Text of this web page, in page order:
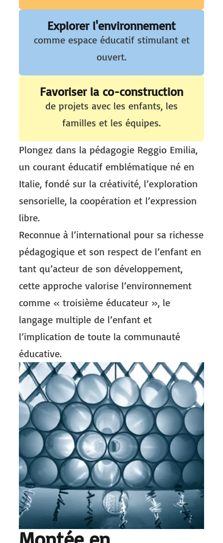
Explorer l'environnement
comme espace éducatif stimulant et
ouvert.
Favoriser la co-construction
de projets avec les enfants, les
familles et les équipes.
Plongez dans la pédagogie Reggio Emilia,
un courant éducatif emblématique né en
Italie, fondé sur la créativité, l’exploration
sensorielle, la coopération et l’expression
libre.
Reconnue à l’international pour sa richesse
pédagogique et son respect de l’enfant en
tant qu’acteur de son développement,
cette approche valorise l’environnement
comme « troisième éducateur », le
langage multiple de l’enfant et
l’implication de toute la communauté
éducative.